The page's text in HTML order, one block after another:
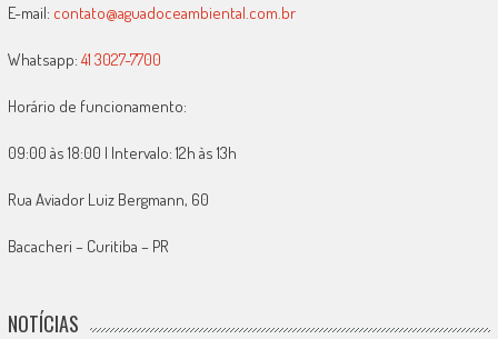
E-mail: contato@aguadoceambiental.com.br
Whatsapp: 41 3027-7700
Horário de funcionamento:
09:00 às 18:00 | Intervalo: 12h às 13h
Rua Aviador Luiz Bergmann, 60
Bacacheri – Curitiba – PR
NOTÍCIAS